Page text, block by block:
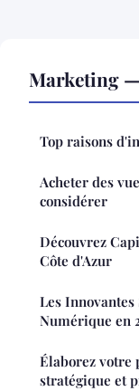
Marketing
Top raisons
Acheter des
considérer
Découvrez
Côte d'Azur
Les
Numérique en
Élaborez votre
stratégique et